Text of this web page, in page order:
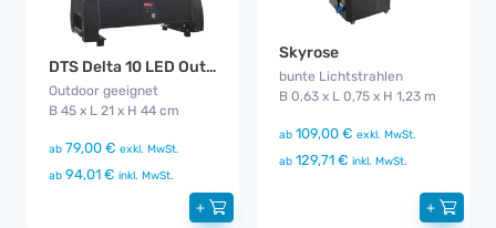
DTS Delta 10 LED Outdoor Funk
Outdoor geeignet
B 45 x L 21 x H 44 cm
ab 79,00 € exkl. MwSt.
ab 94,01 € inkl. MwSt.
+
Skyrose
bunte Lichtstrahlen
B 0,63 x L 0,75 x H 1,23 m
ab 109,00 € exkl. MwSt.
ab 129,71 € inkl. MwSt.
+